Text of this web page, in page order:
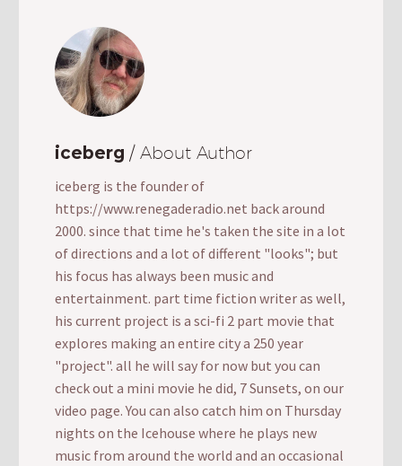
iceberg / About Author
iceberg is the founder of
https://www.renegaderadio.net back around
2000. since that time he's taken the site in a lot
of directions and a lot of different "looks"; but
his focus has always been music and
entertainment. part time fiction writer as well,
his current project is a sci-fi 2 part movie that
explores making an entire city a 250 year
"project". all he will say for now but you can
check out a mini movie he did, 7 Sunsets, on our
video page. You can also catch him on Thursday
nights on the Icehouse where he plays new
music from around the world and an occasional